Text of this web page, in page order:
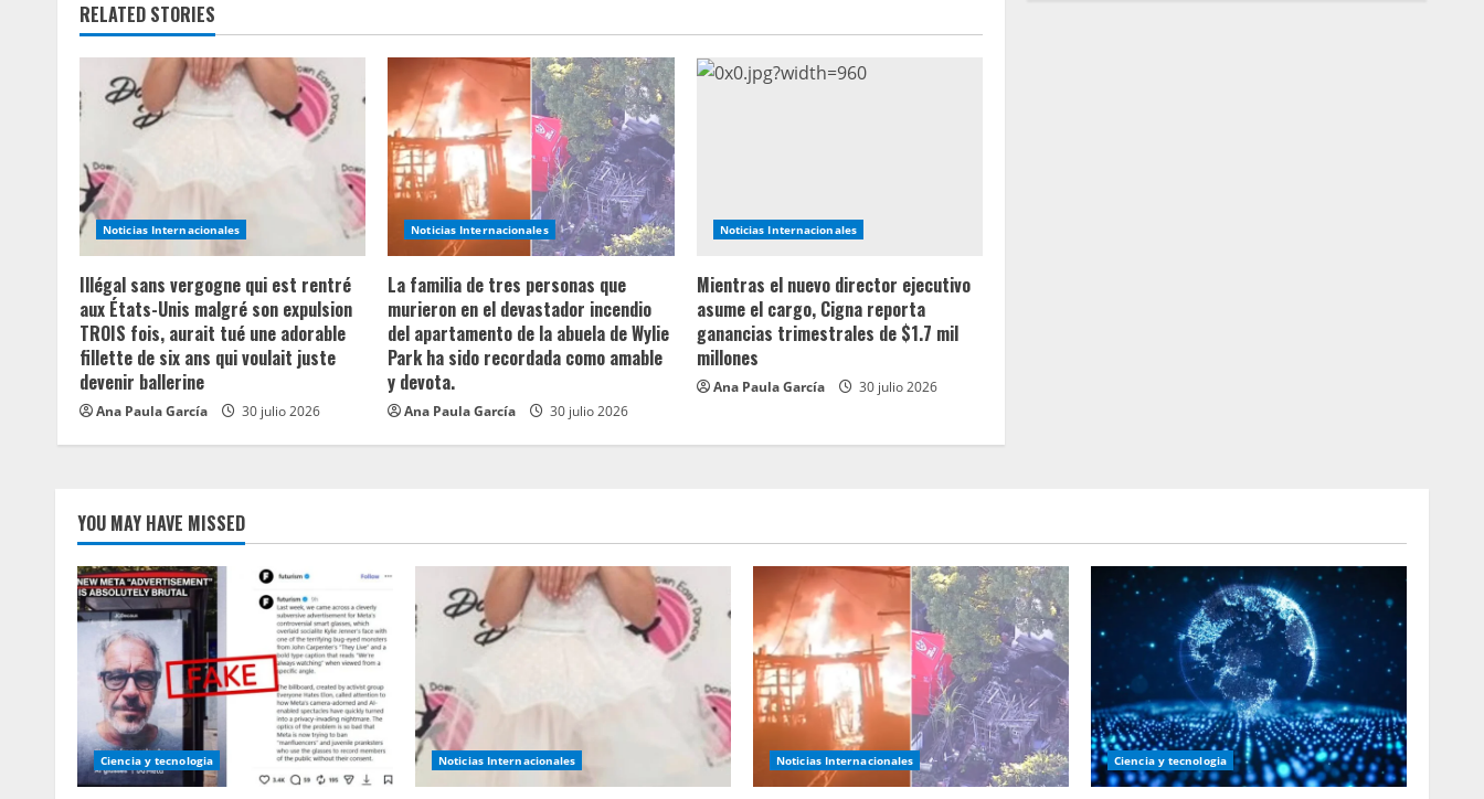
i
n
u
e
R
e
a
d
i
n
RELATED STORIES
Noticias Internacionales
Illégal sans vergogne qui est rentré
aux États-Unis malgré son expulsion
TROIS fois, aurait tué une adorable
fillette de six ans qui voulait juste
devenir ballerine
Ana Paula García 30 julio 2026
Noticias Internacionales
La familia de tres personas que
murieron en el devastador incendio
del apartamento de la abuela de Wylie
Park ha sido recordada como amable
y devota.
Ana Paula García 30 julio 2026
Noticias Internacionales
Mientras el nuevo director ejecutivo
asume el cargo, Cigna reporta
ganancias trimestrales de $1.7 mil
millones
Ana Paula García 30 julio 2026
YOU MAY HAVE MISSED
Ciencia y tecnologia Noticias Internacionales Noticias Internacionales Ciencia y tecnologia